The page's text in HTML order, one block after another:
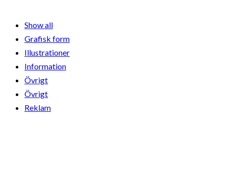
Show all
Grafisk form
Illustrationer
Information
Övrigt
Övrigt
Reklam